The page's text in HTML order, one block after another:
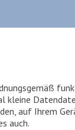
kleine
auf Ihrem
auch.